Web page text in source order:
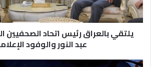
يلتقي بالعراق رئيس اتحاد
عبد النور والوفود